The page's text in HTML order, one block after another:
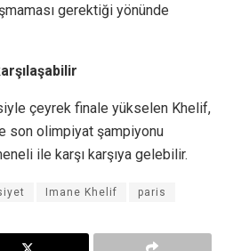
gerektiği yönünde
çeyrek finale yükselen Khelif,
son olimpiyat şampiyonu
ile karşı karşıya gelebilir.
Imane Khelif paris